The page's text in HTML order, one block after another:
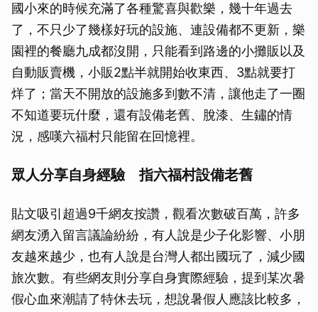
國小來的時候充滿了各種驚喜與歡樂，幾十年過去
了，不只少了幾樣好玩的設施、連設備都不更新，樂
園裡的餐廳九成都沒開，只能看到路邊的小攤販以及
自動販賣機，小販2點半就開始收東西、3點就要打
烊了；當天不開放的設施多到數不清，讓他走了一圈
不知道要玩什麼，還有設備老舊、脫漆、生鏽的情
況，感嘆六福村只能留在回憶裡。
眾人分享自身經驗 指六福村設備老舊
貼文吸引超過9千網友按讚，觀看次數破百萬，許多
網友湧入留言議論紛紛，有人說是少子化影響、小朋
友越來越少，也有人說是台灣人都出國玩了，減少國
旅次數。有些網友則分享自身實際經驗，提到某次暑
假心血來潮請了特休去玩，想說暑假人應該比較多，